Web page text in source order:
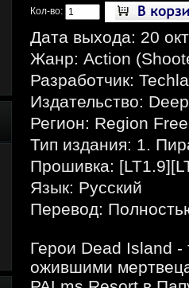
Кол-во:
Дата выхода: 20
Жанр: Action
Разработчик:
Издательство:
Регион: Region Free
Тип издания: 1.
Прошивка:
Язык: Русский
Перевод:
Герои Dead Island -
ожившими